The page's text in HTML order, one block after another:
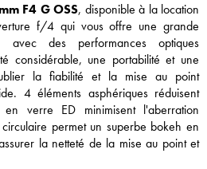
F4 G OSS, disponible à la location
f/4 qui vous offre une grande
avec des performances optiques
considérable, une portabilité et une
la fiabilité et la mise au point
4 éléments asphériques réduisent
verre ED minimisent l'aberration
permet un superbe bokeh en
la netteté de la mise au point et